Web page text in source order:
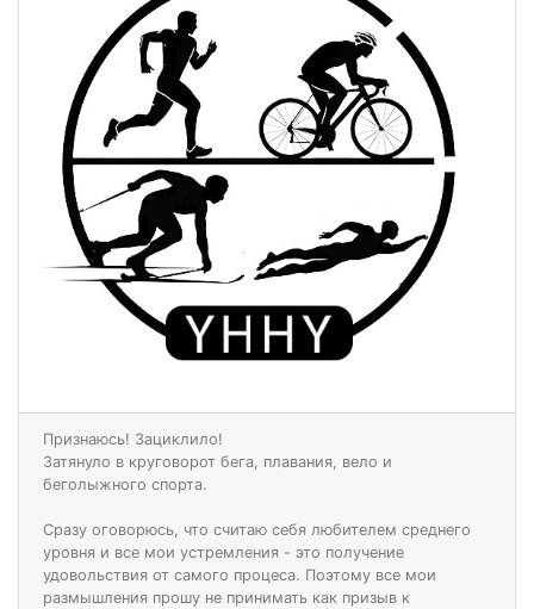
Признаюсь! Зациклило!
Затянуло в круговорот бега, плавания, вело и
беголыжного спорта.
Сразу оговорюсь, что считаю себя любителем среднего
уровня и все мои устремления - это получение
удовольствия от самого процеса. Поэтому все мои
размышления прошу не принимать как призыв к